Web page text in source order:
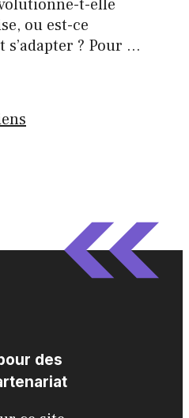
t-elle
ou est-ce
s’adapter ? Pour …
des